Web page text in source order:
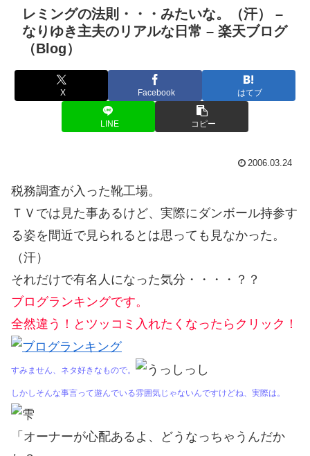
レミングの法則・・・みたいな。（汗） –
なりゆき主夫のリアルな日常 – 楽天ブログ
（Blog）
X Facebook はてブ
LINE コピー
2006.03.24
税務調査が入った靴工場。
ＴＶでは見た事あるけど、実際にダンボール持参す
る姿を間近で見られるとは思っても見なかった。
（汗）
それだけで有名人になった気分・・・・？？
ブログランキングです。
全然違う！とツッコミ入れたくなったらクリック！
すみません、ネタ好きなもので。
しかしそんな事言って遊んでいる雰囲気じゃないんですけどね、実際は。
「オーナーが心配あるよ、どうなっちゃうんだか